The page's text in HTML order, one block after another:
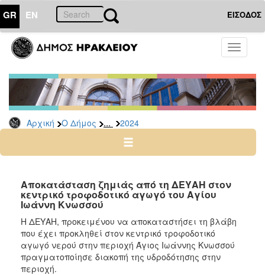
GR EN ΕΙΣΟΔΟΣ
Toggle
Αρχική Ο Δήμος ... 2024
ΔΗΜΟΣ
Δελτία
Τύπου
Αρχείο
2026
2024
2022
2021
2020
2019
2018
Αποκατάσταση ζημιάς από τη ΔΕΥΑΗ στον
κεντρικό τροφοδοτικό αγωγό του Αγίου
Ιωάννη Κνωσσού
Η ΔΕΥΑΗ, προκειμένου να αποκαταστήσει τη βλάβη
που έχει προκληθεί στον κεντρικό τροφοδοτικό
αγωγό νερού στην περιοχή Άγιος Ιωάννης Κνωσσού
πραγματοποίησε διακοπή της υδροδότησης στην
περιοχή.